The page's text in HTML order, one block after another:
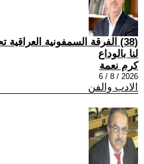
(38) الفرقة السمفونية
لنا بالوداع
كرم نعمة
2026 / 8 / 6
الادب والفن